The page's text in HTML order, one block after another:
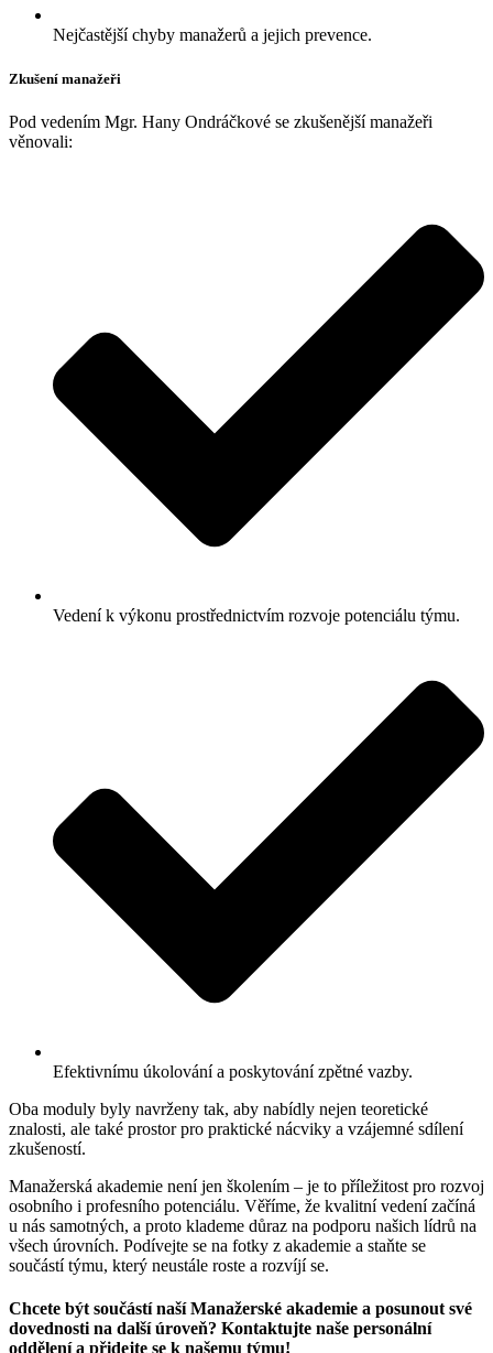
Nejčastější chyby manažerů a jejich prevence.
Zkušení manažeři
Pod vedením Mgr. Hany Ondráčkové se zkušenější manažeři
věnovali:
Vedení k výkonu prostřednictvím rozvoje potenciálu týmu.
Efektivnímu úkolování a poskytování zpětné vazby.
Oba moduly byly navrženy tak, aby nabídly nejen teoretické
znalosti, ale také prostor pro praktické nácviky a vzájemné sdílení
zkušeností.
Manažerská akademie není jen školením – je to příležitost pro rozvoj
osobního i profesního potenciálu. Věříme, že kvalitní vedení začíná
u nás samotných, a proto klademe důraz na podporu našich lídrů na
všech úrovních. Podívejte se na fotky z akademie a staňte se
součástí týmu, který neustále roste a rozvíjí se.
Chcete být součástí naší Manažerské akademie a posunout své
dovednosti na další úroveň? Kontaktujte naše personální
oddělení a přidejte se k našemu týmu!